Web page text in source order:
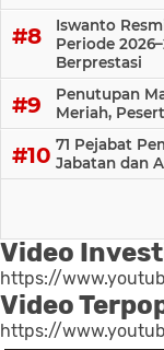
Iswanto
Periode
Berprestasi
Penutupan
Meriah,
71 Pejabat
Jabatan dan
Video
https://
Video
https://